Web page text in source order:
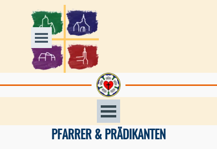
Direkt zum Seiteninhalt
Menü überspringen
Menü überspringenPFARRER & PRÄDIKANTEN